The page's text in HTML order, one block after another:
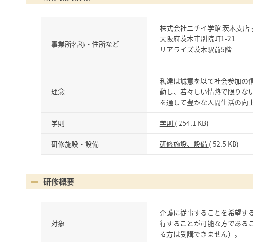
事業所名称・住所など
株式会社ニチイ学館 茨木支店
大阪府茨木市別院町1-21
リアライズ茨木駅前5階
理念
私達は誠意を以て社会参加の
動し、若々しい情熱で限りな
を通して豊かな人間生活の向
学則 学則 ( 254.1 KB)
研修施設・設備 研修施設、設備 ( 52.5 KB)
研修概要
対象
介護に従事することを希望す
行することが可能な方である
る方は受講できません）。